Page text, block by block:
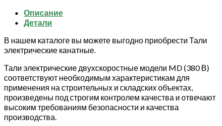
п
2,0
18
м
T)
Описание
Детали
В нашем каталоге вы можете выгодно приобрести Тали
электрические канатные.
Тали электрические двухскоростные модели MD (380 В)
соответствуют необходимым характеристикам для
применения на строительных и складских объектах,
произведены под строгим контролем качества и отвечают
высоким требованиям безопасности и качества
производства.